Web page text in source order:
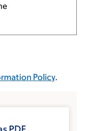
Policy.